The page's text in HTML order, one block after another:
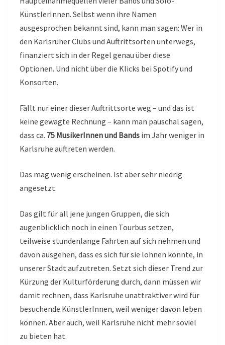
KünstlerInnen. Selbst wenn ihre Namen
ausgesprochen bekannt sind, kann man sagen: Wer in
den Karlsruher Clubs und Auftrittsorten unterwegs,
finanziert sich in der Regel genau über diese
Optionen. Und nicht über die Klicks bei Spotify und
Konsorten.
Fällt nur einer dieser Auftrittsorte weg – und das ist
keine gewagte Rechnung – kann man pauschal sagen,
dass ca. 75 MusikerInnen und Bands im Jahr weniger in
Karlsruhe auftreten werden.
Das mag wenig erscheinen. Ist aber sehr niedrig
angesetzt.
Das gilt für all jene jungen Gruppen, die sich
augenblicklich noch in einen Tourbus setzen,
teilweise stundenlange Fahrten auf sich nehmen und
davon ausgehen, dass es sich für sie lohnen könnte, in
unserer Stadt aufzutreten. Setzt sich dieser Trend zur
Kürzung der Kulturförderung durch, dann müssen wir
damit rechnen, dass Karlsruhe unattraktiver wird für
besuchende KünstlerInnen, weil weniger davon leben
können. Aber auch, weil Karlsruhe nicht mehr soviel
zu bieten hat.